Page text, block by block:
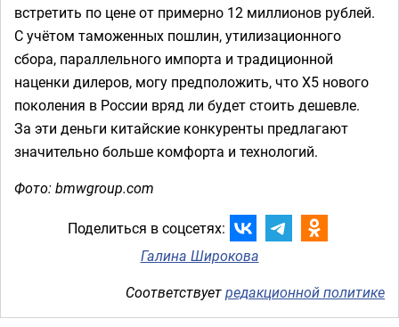
встретить по цене от примерно 12 миллионов рублей.
С учётом таможенных пошлин, утилизационного
сбора, параллельного импорта и традиционной
наценки дилеров, могу предположить, что X5 нового
поколения в России вряд ли будет стоить дешевле.
За эти деньги китайские конкуренты предлагают
значительно больше комфорта и технологий.
Фото: bmwgroup.com
Поделиться в соцсетях:
Галина Широкова
Соответствуетредакционной политике